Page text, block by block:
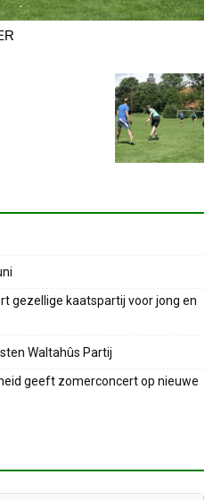
gezellige kaatspartij voor jong en
Waltahûs Partij
geeft zomerconcert op nieuwe